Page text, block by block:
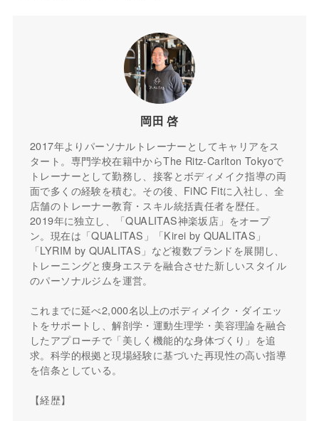
岡田 啓
2017年よりパーソナルトレーナーとしてキャリアをス
タート。専門学校在籍中からThe Ritz-Carlton Tokyoで
トレーナーとして勤務し、接客とボディメイク指導の両
面で多くの経験を積む。その後、FiNC Fitに入社し、全
店舗のトレーナー教育・スキル統括責任者を歴任。
2019年に独立し、「QUALITAS神楽坂店」をオープ
ン。現在は「QUALITAS」「Kirei by QUALITAS」
「LYRIM by QUALITAS」など複数ブランドを展開し、
トレーニングと痩身エステを融合させた新しいスタイル
のパーソナルジムを運営。
これまでに延べ2,000名以上のボディメイク・ダイエッ
トをサポートし、解剖学・運動生理学・美容理論を融合
したアプローチで「美しく機能的な身体づくり」を追
求。科学的根拠と現場経験に基づいた再現性の高い指導
を信条としている。
【経歴】